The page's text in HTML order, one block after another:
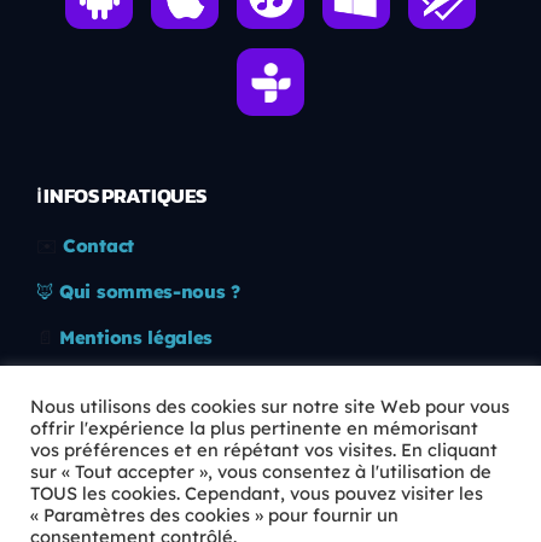
ℹ️ INFOS PRATIQUES
Contact
🦊 Qui sommes-nous ?
Mentions légales
🛡️ RGPD
Copyright © 2026 Animkids. Tous droits réservés.
Nous utilisons des cookies sur notre site Web pour vous
offrir l'expérience la plus pertinente en mémorisant
vos préférences et en répétant vos visites. En cliquant
sur « Tout accepter », vous consentez à l'utilisation de
TOUS les cookies. Cependant, vous pouvez visiter les
« Paramètres des cookies » pour fournir un
consentement contrôlé.